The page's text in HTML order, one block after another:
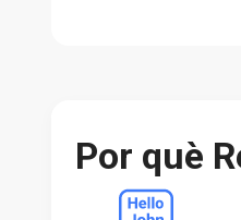
Por què